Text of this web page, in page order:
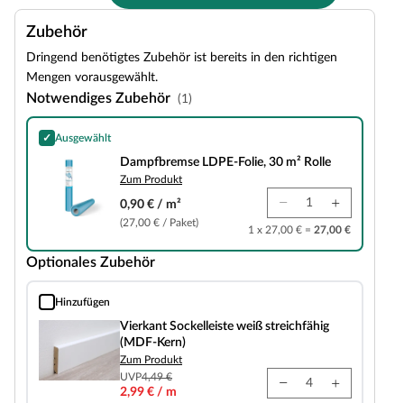
Zubehör
Dringend benötigtes Zubehör ist bereits in den richtigen
Mengen vorausgewählt.
Notwendiges Zubehör (1)
✓ Ausgewählt
Dampfbremse LDPE-Folie, 30 m² Rolle
Dampfbremse LDPE-Folie, 30 m² Rolle
Zum Produkt
0,90 € / m²
(27,00 € / Paket)
1 x 27,00 € = 27,00 €
Optionales Zubehör
Hinzufügen
Vierkant Sockelleiste weiß streichfähig (MDF-Kern)
Vierkant Sockelleiste weiß streichfähig
(MDF-Kern)
Zum Produkt
UVP4,49 €
2,99 € / m